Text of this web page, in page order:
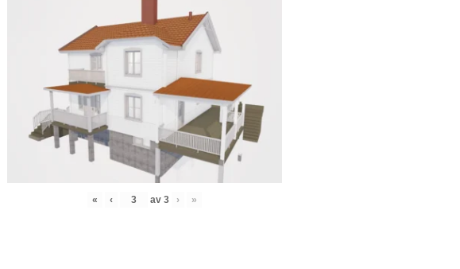
« ‹ av 3 › »